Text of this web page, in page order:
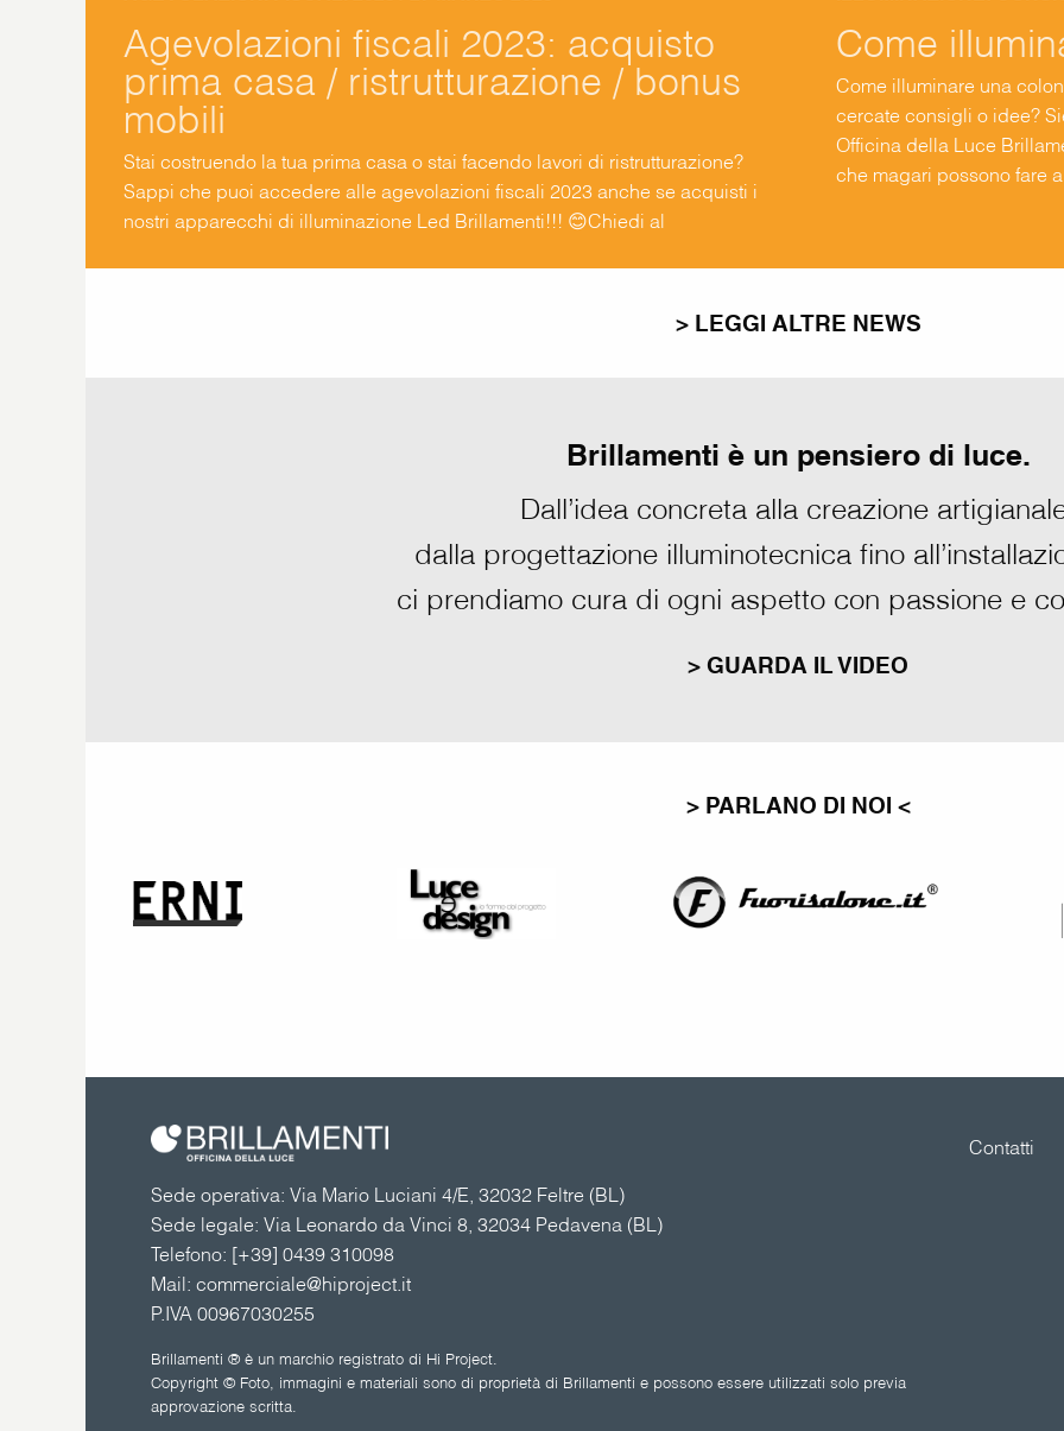
Agevolazioni fiscali 2023: acquisto
prima casa / ristrutturazione / bonus
mobili
Stai costruendo la tua prima casa o stai facendo lavori di ristrutturazione?
Sappi che puoi accedere alle agevolazioni fiscali 2023 anche se acquisti i
nostri apparecchi di illuminazione Led Brillamenti!!! 😊Chiedi al
Come
Come illuminare una
cercate consigli o idee?
Officina della Luce
che magari possono fare
> LEGGI ALTRE NEWS
Brillamenti è un pensiero di luce.
Dall’idea concreta alla creazione
dalla progettazione illuminotecnica fino
ci prendiamo cura di ogni aspetto con passione e
> GUARDA IL VIDEO
> PARLANO DI NOI <
Sede operativa: Via Mario Luciani 4/E, 32032 Feltre (BL)
Sede legale: Via Leonardo da Vinci 8, 32034 Pedavena (BL)
Telefono: [+39] 0439 310098
Mail: commerciale@hiproject.it
P.IVA 00967030255
Contatti
Brillamenti ® è un marchio registrato di Hi Project.
Copyright © Foto, immagini e materiali sono di proprietà di Brillamenti e possono essere utilizzati solo previa
approvazione scritta.